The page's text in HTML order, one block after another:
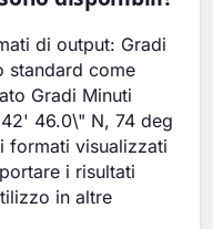
di output: Gradi
standard come
Gradi Minuti
46.0\" N, 74 deg
formati visualizzati
i risultati
in altre